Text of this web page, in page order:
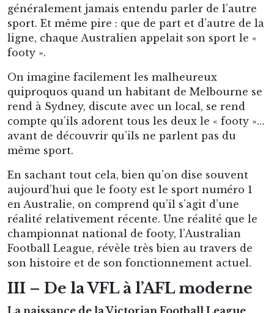
certains clubs sont en passe de se
professionnaliser et finissent par faire sécession
de la Victorian Football Association pour créer
laVictorian Football League
footy tel qu’on le connaît aujourd’hui va
vraiment prendre forme.
La VFL est une ligue fermée concentrant les
huit plus gros clubs de l’État. Elle s’impose
rapidement comme la principale compétition
d’elle se construit toute la culture populaire du
footy melbournien : clubs de quartiers, rivalités
féroces, stades pleins et Grand Final comme
grand rendez-vous annuel.
La VFL est puissante, rentable et prestigieuse.
Mais pendant longtemps, en raison notamment
cantonne à l’État du Victoria. Pendant ce temps,
le footy a pris racine dans les États du South